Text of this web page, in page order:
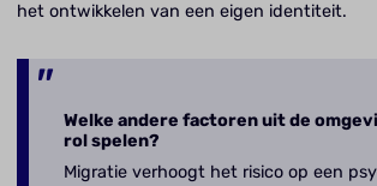
het ontwikkelen van een eigen identiteit.
Welke andere factoren uit de
rol spelen?
Migratie verhoogt het risico op een